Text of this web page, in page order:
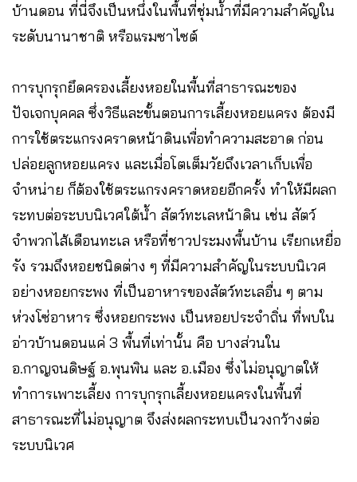
บ้านดอน ที่นี่จึงเป็นหนึ่งในพื้นที่ชุ่มน้ำที่มีความสำคัญใน
ระดับนานาชาติ หรือแรมซาไซต์
การบุกรุกยึดครองเลี้ยงหอยในพื้นที่สาธารณะของ
ปัจเจกบุคคล ซึ่งวิธีและขั้นตอนการเลี้ยงหอยแครง ต้องมี
การใช้ตระแกรงคราดหน้าดินเพื่อทำความสะอาด ก่อน
ปล่อยลูกหอยแครง และเมื่อโตเต็มวัยถึงเวลาเก็บเพื่อ
จำหน่าย ก็ต้องใช้ตระแกรงคราดหอยอีกครั้ง ทำให้มีผลก
ระทบต่อระบบนิเวศใต้น้ำ สัตว์ทะเลหน้าดิน เช่น สัตว์
จำพวกไส้เดือนทะเล หรือที่ชาวประมงพื้นบ้าน เรียกเหยื่อ
รัง รวมถึงหอยชนิดต่าง ๆ ที่มีความสำคัญในระบบนิเวศ
อย่างหอยกระพง ที่เป็นอาหารของสัตว์ทะเลอื่น ๆ ตาม
ห่วงโซ่อาหาร ซึ่งหอยกระพง เป็นหอยประจำถิ่น ที่พบใน
อ่าวบ้านดอนแค่ 3 พื้นที่เท่านั้น คือ บางส่วนใน
อ.กาญจนดิษฐ์ อ.พุนพิน และ อ.เมือง ซึ่งไม่อนุญาตให้
ทำการเพาะเลี้ยง การบุกรุกเลี้ยงหอยแครงในพื้นที่
สาธารณะที่ไม่อนุญาต จึงส่งผลกระทบเป็นวงกว้างต่อ
ระบบนิเวศ